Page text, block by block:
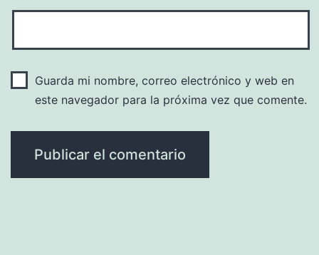
Guarda mi nombre, correo electrónico y web en
este navegador para la próxima vez que comente.